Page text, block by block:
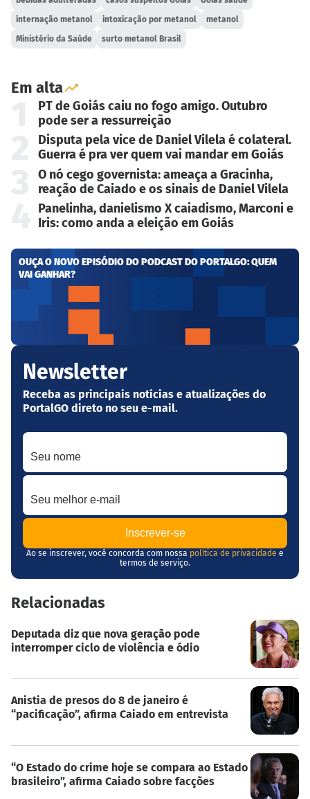
internação metanol intoxicação por metanol metanol
Ministério da Saúde surto metanol Brasil
Em alta
PT de Goiás caiu no fogo amigo. Outubro
pode ser a ressurreição
Disputa pela vice de Daniel Vilela é colateral.
Guerra é pra ver quem vai mandar em Goiás
O nó cego governista: ameaça a Gracinha,
reação de Caiado e os sinais de Daniel Vilela
Panelinha, danielismo X caiadismo, Marconi e
Iris: como anda a eleição em Goiás
OUÇA O NOVO EPISÓDIO DO PODCAST DO PORTALGO: QUEM
VAI GANHAR?
Newsletter
Receba as principais notícias e atualizações do
PortalGO direto no seu e-mail.
Seu nome
Seu melhor e-mail
Ao se inscrever, você concorda com nossa política de privacidade e
termos de serviço.
Relacionadas
Deputada diz que nova geração pode
interromper ciclo de violência e ódio
Anistia de presos do 8 de janeiro é
“pacificação”, afirma Caiado em entrevista
“O Estado do crime hoje se compara ao Estado
brasileiro”, afirma Caiado sobre facções